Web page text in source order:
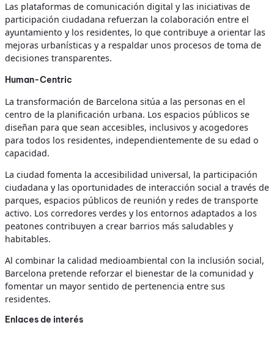
Las plataformas de comunicación digital y las iniciativas de
participación ciudadana refuerzan la colaboración entre el
ayuntamiento y los residentes, lo que contribuye a orientar las
mejoras urbanísticas y a respaldar unos procesos de toma de
decisiones transparentes.
Human-Centric
La transformación de Barcelona sitúa a las personas en el
centro de la planificación urbana. Los espacios públicos se
diseñan para que sean accesibles, inclusivos y acogedores
para todos los residentes, independientemente de su edad o
capacidad.
La ciudad fomenta la accesibilidad universal, la participación
ciudadana y las oportunidades de interacción social a través de
parques, espacios públicos de reunión y redes de transporte
activo. Los corredores verdes y los entornos adaptados a los
peatones contribuyen a crear barrios más saludables y
habitables.
Al combinar la calidad medioambiental con la inclusión social,
Barcelona pretende reforzar el bienestar de la comunidad y
fomentar un mayor sentido de pertenencia entre sus
residentes.
Enlaces de interés